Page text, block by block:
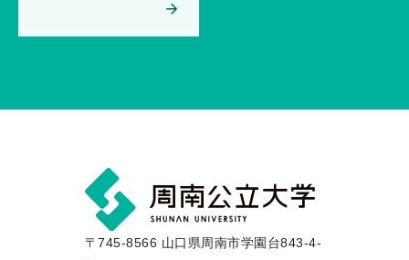
〒745-8566 山口県周南市学園台843-4-